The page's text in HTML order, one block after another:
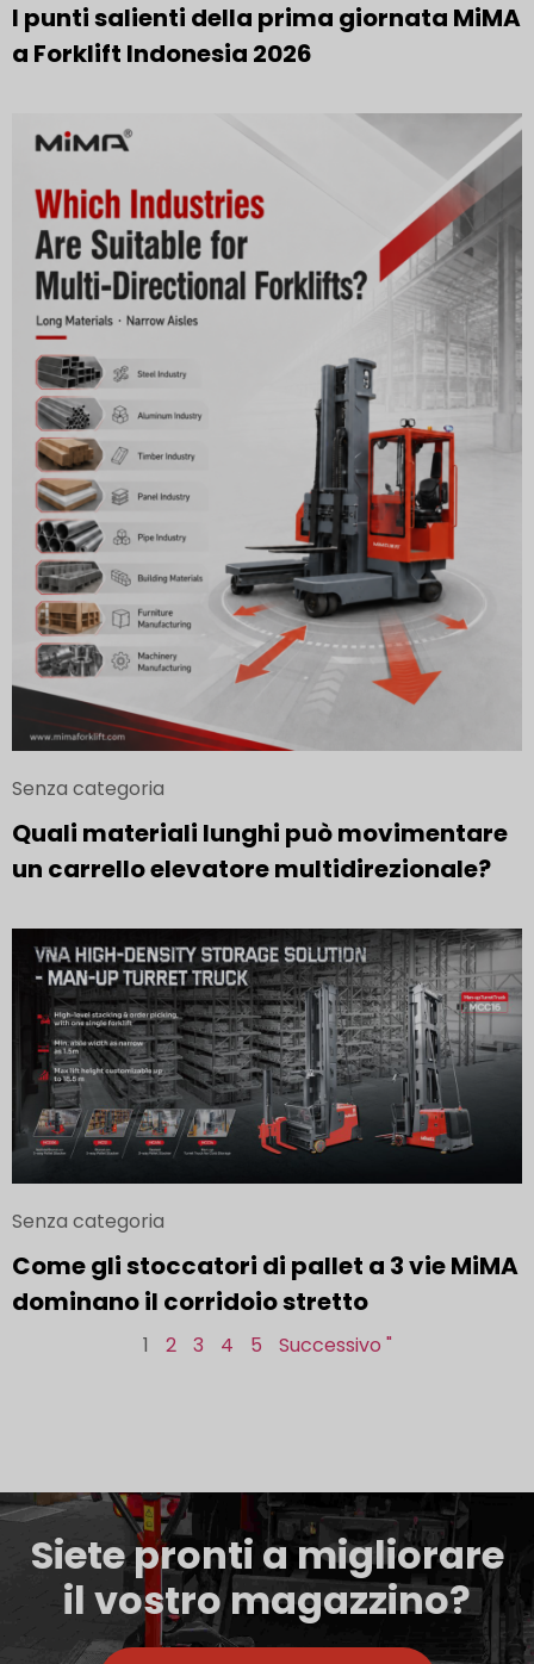
I punti salienti della prima giornata MiMA
a Forklift Indonesia 2026
Senza categoria
Quali materiali lunghi può movimentare
un carrello elevatore multidirezionale?
Senza categoria
Come gli stoccatori di pallet a 3 vie MiMA
dominano il corridoio stretto
1 2 3 4 5 Successivo "
Siete pronti a migliorare
il vostro magazzino?